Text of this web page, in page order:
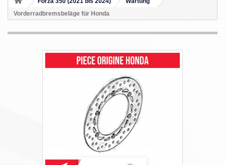
Vorderradbremsbeläge für Honda